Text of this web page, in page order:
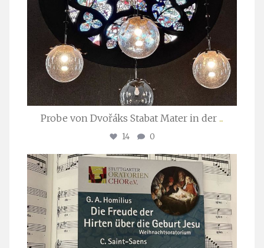
Probe von Dvořáks Stabat Mater in der ...
14 0
stuttgarter_oratorienchor
Nov. 29